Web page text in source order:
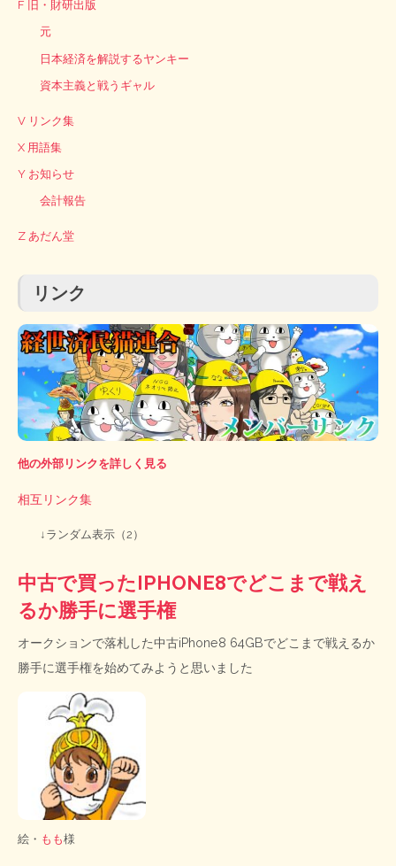
F 旧・財研出版
元
日本経済を解説するヤンキー
資本主義と戦うギャル
V リンク集
X 用語集
Y お知らせ
会計報告
Z あだん堂
リンク
他の外部リンクを詳しく見る
相互リンク集
↓ランダム表示（2）
中古で買ったIPHONE8でどこまで戦え
るか勝手に選手権
オークションで落札した中古iPhone8 64GBでどこまで戦えるか
勝手に選手権を始めてみようと思いました
絵・ もも様